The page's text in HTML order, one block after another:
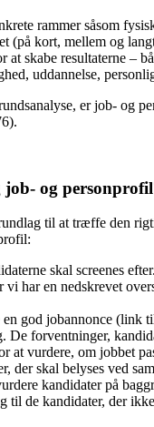
rammer såsom
(på kort, mellem og
at skabe resultaterne –
uddannelse,
er job- og
og
til at træffe den
skal screenes efter.
har en nedskrevet
god jobannonce (link
De forventninger,
at vurdere, om jobbet
skal belyses ved
kandidater på
til de kandidater, der